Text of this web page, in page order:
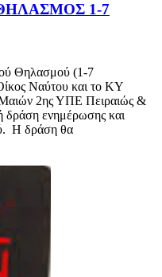
1-7
Θηλασμού (1-7
Ναύτου και το ΚΥ
Μαιών 2ης ΥΠΕ Πειραιώς &
δράση ενημέρωσης και
Η δράση θα